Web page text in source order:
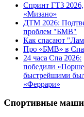
Спринт ГТ3 2026,
«Мизано»
ДТМ 2026:
проблем "БМВ"
Как спасают
Про «БМВ» в Спа
24 часа Спа 2026:
победили
быстрейшими
«Феррари»
Спортивные